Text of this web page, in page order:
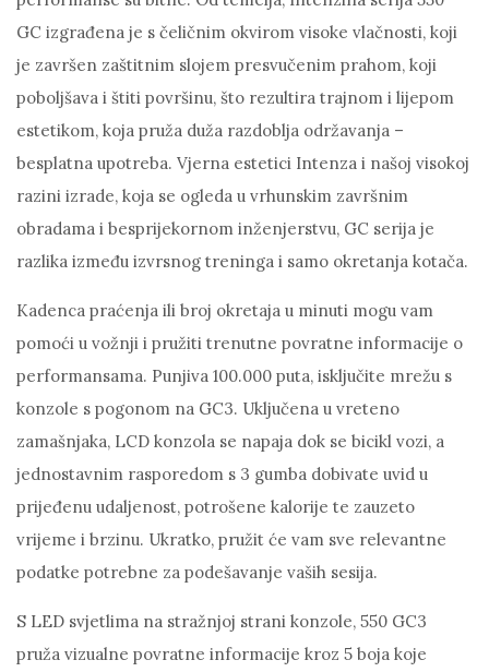
GC izgrađena je s čeličnim okvirom visoke vlačnosti, koji
je završen zaštitnim slojem presvučenim prahom, koji
poboljšava i štiti površinu, što rezultira trajnom i lijepom
estetikom, koja pruža duža razdoblja održavanja –
besplatna upotreba. Vjerna estetici Intenza i našoj visokoj
razini izrade, koja se ogleda u vrhunskim završnim
obradama i besprijekornom inženjerstvu, GC serija je
razlika između izvrsnog treninga i samo okretanja kotača.
Kadenca praćenja ili broj okretaja u minuti mogu vam
pomoći u vožnji i pružiti trenutne povratne informacije o
performansama. Punjiva 100.000 puta, isključite mrežu s
konzole s pogonom na GC3. Uključena u vreteno
zamašnjaka, LCD konzola se napaja dok se bicikl vozi, a
jednostavnim rasporedom s 3 gumba dobivate uvid u
prijeđenu udaljenost, potrošene kalorije te zauzeto
vrijeme i brzinu. Ukratko, pružit će vam sve relevantne
podatke potrebne za podešavanje vaših sesija.
S LED svjetlima na stražnjoj strani konzole, 550 GC3
pruža vizualne povratne informacije kroz 5 boja koje